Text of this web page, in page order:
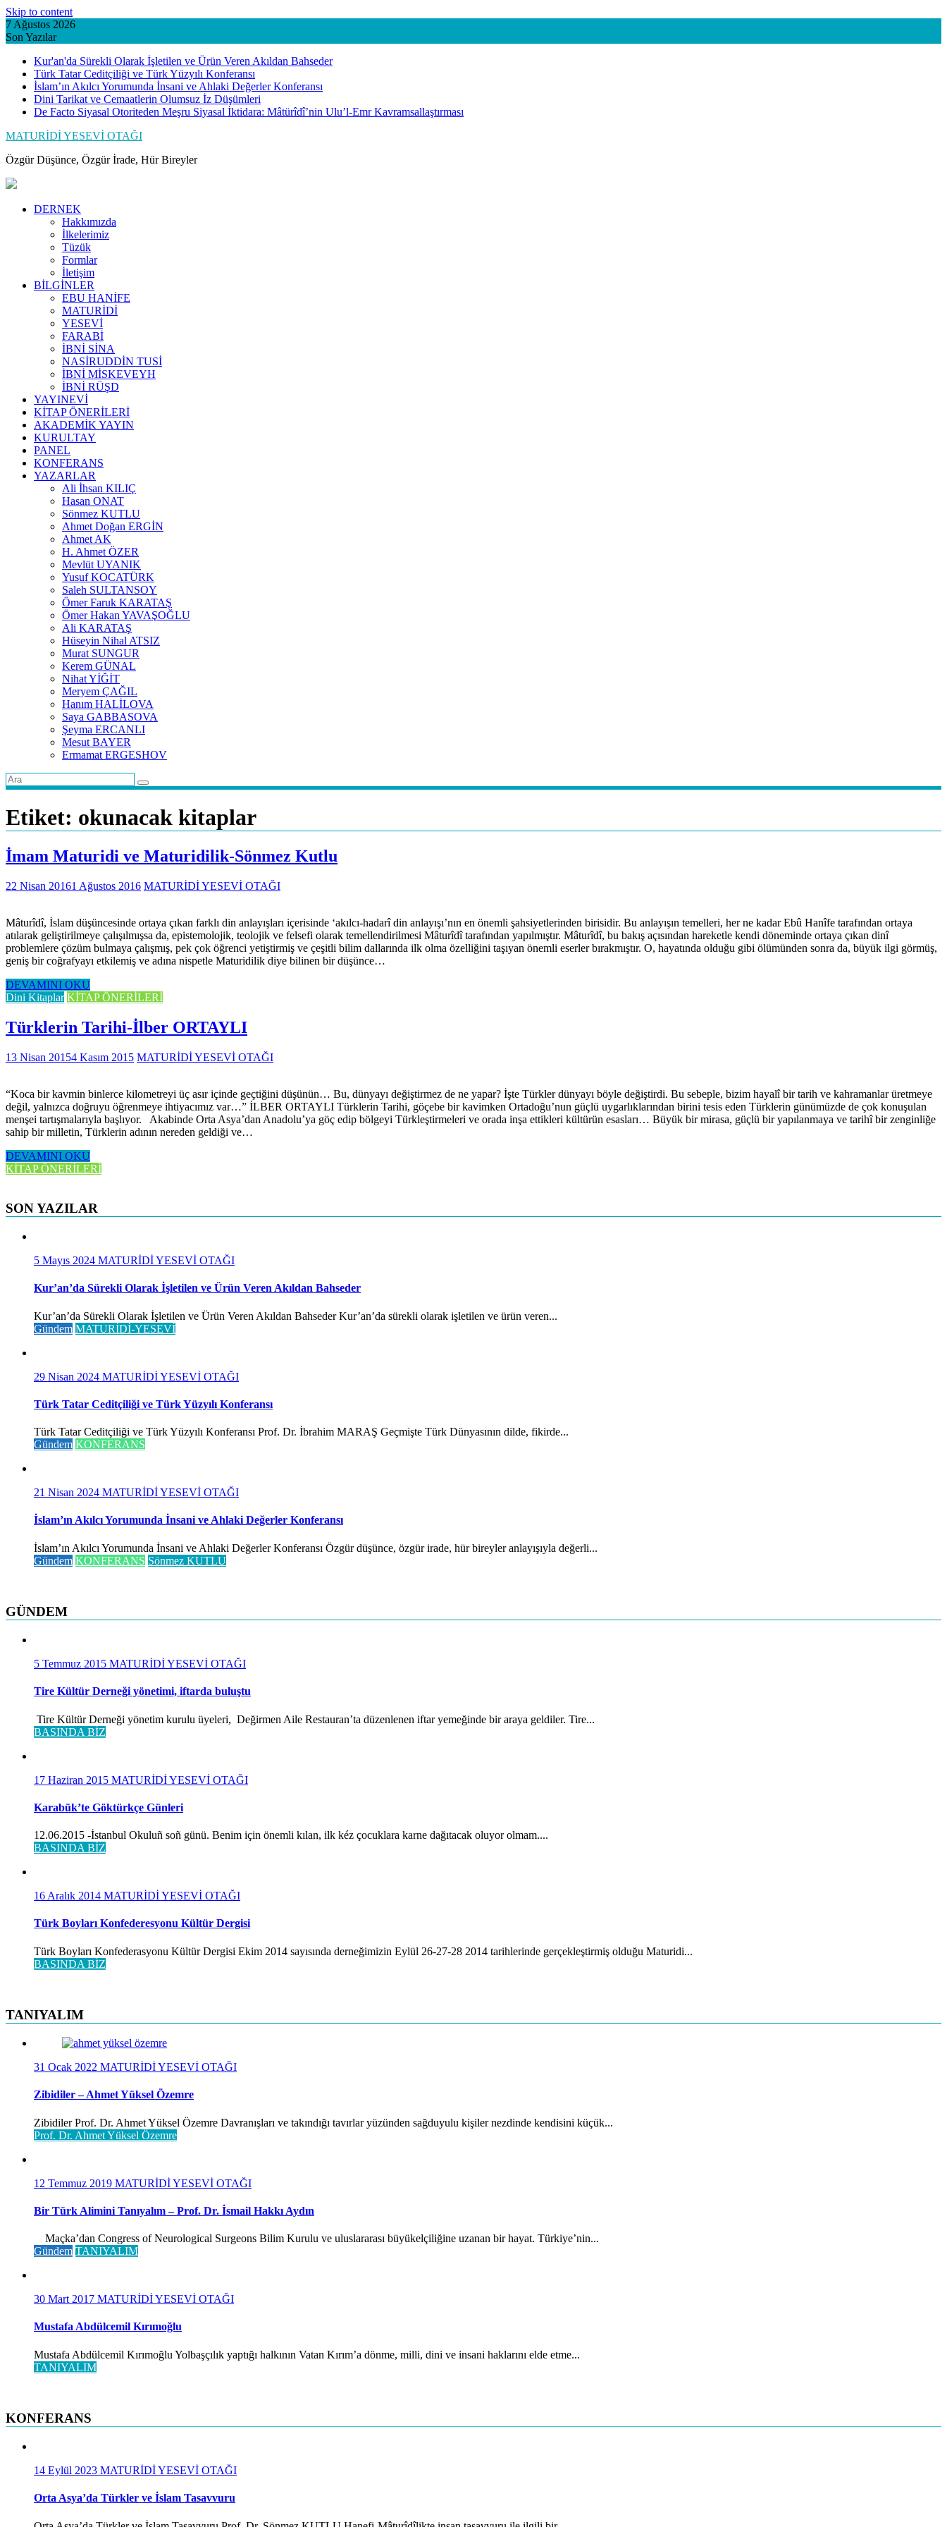
Skip to content
7 Ağustos 2026
Son Yazılar
Kur'an'da Sürekli Olarak İşletilen ve Ürün Veren Akıldan Bahseder
Türk Tatar Ceditçiliği ve Türk Yüzyılı Konferansı
İslam’ın Akılcı Yorumunda İnsani ve Ahlaki Değerler Konferansı
Dini Tarikat ve Cemaatlerin Olumsuz İz Düşümleri
De Facto Siyasal Otoriteden Meşru Siyasal İktidara: Mâtürîdî’nin Ulu’l-Emr Kavramsallaştırması
MATURİDİ YESEVİ OTAĞI
Özgür Düşünce, Özgür İrade, Hür Bireyler
DERNEK
Hakkımızda
İlkelerimiz
Tüzük
Formlar
İletişim
BİLGİNLER
EBU HANİFE
MATURİDİ
YESEVİ
FARABİ
İBNİ SİNA
NASİRUDDİN TUSİ
İBNİ MİSKEVEYH
İBNİ RÜŞD
YAYINEVİ
KİTAP ÖNERİLERİ
AKADEMİK YAYIN
KURULTAY
PANEL
KONFERANS
YAZARLAR
Ali İhsan KILIÇ
Hasan ONAT
Sönmez KUTLU
Ahmet Doğan ERGİN
Ahmet AK
H. Ahmet ÖZER
Mevlüt UYANIK
Yusuf KOCATÜRK
Saleh SULTANSOY
Ömer Faruk KARATAŞ
Ömer Hakan YAVAŞOĞLU
Ali KARATAŞ
Hüseyin Nihal ATSIZ
Murat SUNGUR
Kerem GÜNAL
Nihat YİĞİT
Meryem ÇAĞIL
Hanım HALİLOVA
Saya GABBASOVA
Şeyma ERCANLI
Mesut BAYER
Ermamat ERGESHOV
Etiket: okunacak kitaplar
İmam Maturidi ve Maturidilik-Sönmez Kutlu
22 Nisan 20161 Ağustos 2016 MATURİDİ YESEVİ OTAĞI
Mâturîdî, İslam düşüncesinde ortaya çıkan farklı din anlayışları içerisinde ‘akılcı-hadarî din anlayışı’nın en önemli şahsiyetlerinden birisidir. Bu anlayışın temelleri, her ne kadar Ebû Hanîfe tarafından ortaya
atılarak geliştirilmeye çalışılmışsa da, epistemolojik, teolojik ve felsefi olarak temellendirilmesi Mâturîdî tarafından yapılmıştır. Mâturîdî, bu bakış açısından hareketle kendi döneminde ortaya çıkan dinî
problemlere çözüm bulmaya çalışmış, pek çok öğrenci yetiştirmiş ve çeşitli bilim dallarında ilk olma özelliğini taşıyan önemli eserler bırakmıştır. O, hayatında olduğu gibi ölümünden sonra da, büyük ilgi görmüş,
geniş bir coğrafyayı etkilemiş ve adına nispetle Maturidilik diye bilinen bir düşünce…
DEVAMINI OKU
Dini Kitaplar KİTAP ÖNERİLERİ
Türklerin Tarihi-İlber ORTAYLI
13 Nisan 20154 Kasım 2015 MATURİDİ YESEVİ OTAĞI
“Koca bir kavmin binlerce kilometreyi üç asır içinde geçtiğini düşünün… Bu, dünyayı değiştirmez de ne yapar? İşte Türkler dünyayı böyle değiştirdi. Bu sebeple, bizim hayalî bir tarih ve kahramanlar üretmeye
değil, yalnızca doğruyu öğrenmeye ihtiyacımız var…” İLBER ORTAYLI Türklerin Tarihi, göçebe bir kavimken Ortadoğu’nun güçlü uygarlıklarından birini tesis eden Türklerin günümüzde de çok konuşulan
menşei tartışmalarıyla başlıyor. Akabinde Orta Asya’dan Anadolu’ya göç edip bölgeyi Türkleştirmeleri ve orada inşa ettikleri kültürün esasları… Büyük bir mirasa, güçlü bir yapılanmaya ve tarihî bir zenginliğe
sahip bir milletin, Türklerin adının nereden geldiği ve…
DEVAMINI OKU
KİTAP ÖNERİLERİ
SON YAZILAR
5 Mayıs 2024 MATURİDİ YESEVİ OTAĞI
Kur’an’da Sürekli Olarak İşletilen ve Ürün Veren Akıldan Bahseder
Kur’an’da Sürekli Olarak İşletilen ve Ürün Veren Akıldan Bahseder Kur’an’da sürekli olarak işletilen ve ürün veren...
Gündem MATURİDİ-YESEVİ
29 Nisan 2024 MATURİDİ YESEVİ OTAĞI
Türk Tatar Ceditçiliği ve Türk Yüzyılı Konferansı
Türk Tatar Ceditçiliği ve Türk Yüzyılı Konferansı Prof. Dr. İbrahim MARAŞ Geçmişte Türk Dünyasının dilde, fikirde...
Gündem KONFERANS
21 Nisan 2024 MATURİDİ YESEVİ OTAĞI
İslam’ın Akılcı Yorumunda İnsani ve Ahlaki Değerler Konferansı
İslam’ın Akılcı Yorumunda İnsani ve Ahlaki Değerler Konferansı Özgür düşünce, özgür irade, hür bireyler anlayışıyla değerli...
Gündem KONFERANS Sönmez KUTLU
GÜNDEM
5 Temmuz 2015 MATURİDİ YESEVİ OTAĞI
Tire Kültür Derneği yönetimi, iftarda buluştu
Tire Kültür Derneği yönetim kurulu üyeleri, Değirmen Aile Restauran’ta düzenlenen iftar yemeğinde bir araya geldiler. Tire...
BASINDA BİZ
17 Haziran 2015 MATURİDİ YESEVİ OTAĞI
Karabük’te Göktürkçe Günleri
12.06.2015 -İstanbul Okuluñ soñ günü. Benim için önemli kılan, ilk kéz çocuklara karne dağıtacak oluyor olmam....
BASINDA BİZ
16 Aralık 2014 MATURİDİ YESEVİ OTAĞI
Türk Boyları Konfederesyonu Kültür Dergisi
Türk Boyları Konfederasyonu Kültür Dergisi Ekim 2014 sayısında derneğimizin Eylül 26-27-28 2014 tarihlerinde gerçekleştirmiş olduğu Maturidi...
BASINDA BİZ
TANIYALIM
31 Ocak 2022 MATURİDİ YESEVİ OTAĞI
Zibidiler – Ahmet Yüksel Özemre
Zibidiler Prof. Dr. Ahmet Yüksel Özemre Davranışları ve takındığı tavırlar yüzünden sağduyulu kişiler nezdinde kendisini küçük...
Prof. Dr. Ahmet Yüksel Özemre
12 Temmuz 2019 MATURİDİ YESEVİ OTAĞI
Bir Türk Alimini Tanıyalım – Prof. Dr. İsmail Hakkı Aydın
Maçka’dan Congress of Neurological Surgeons Bilim Kurulu ve uluslararası büyükelçiliğine uzanan bir hayat. Türkiye’nin...
Gündem TANIYALIM
30 Mart 2017 MATURİDİ YESEVİ OTAĞI
Mustafa Abdülcemil Kırımoğlu
Mustafa Abdülcemil Kırımoğlu Yolbaşçılık yaptığı halkının Vatan Kırım’a dönme, milli, dini ve insani haklarını elde etme...
TANIYALIM
KONFERANS
14 Eylül 2023 MATURİDİ YESEVİ OTAĞI
Orta Asya’da Türkler ve İslam Tasavvuru